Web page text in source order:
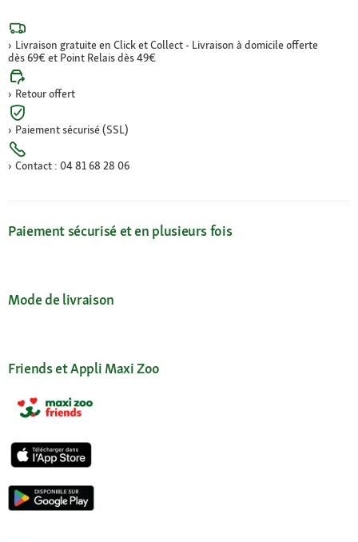
Livraison gratuite en Click et Collect - Livraison à domicile offerte
dès 69€ et Point Relais dès 49€
Retour offert
Paiement sécurisé (SSL)
Contact : 04 81 68 28 06
Paiement sécurisé et en plusieurs fois
Mode de livraison
Friends et Appli Maxi Zoo